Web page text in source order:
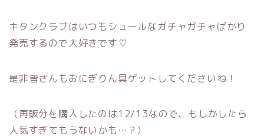
キタンクラブはいつもシュールなガチャガチャばかり
発売するので大好きです♡
是非皆さんもおにぎりん具ゲットしてくださいね！
（再販分を購入したのは12/13なので、もしかしたら
人気すぎてもうないかも…？）